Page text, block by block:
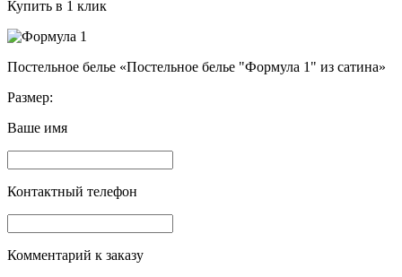
Купить в 1 клик
Постельное белье «Постельное белье "Формула 1" из сатина»
Размер:
Ваше имя
Контактный телефон
Комментарий к заказу